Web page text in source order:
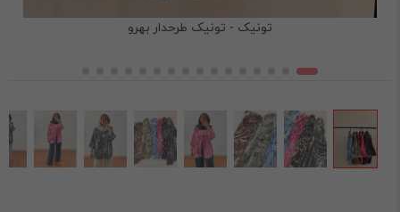
تونیک - تونیک طرحدار بهرو